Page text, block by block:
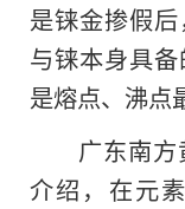
是铼金掺假
与铼本身具
是熔点、沸点
广东南
介绍，在元